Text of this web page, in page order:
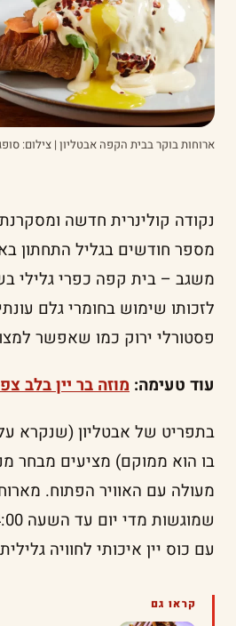
ארוחות בוקר בבית הקפה אבטליון | צילום:
נקודה קולינרית חדשה
מספר חודשים בגליל התחתון
משגב – בית קפה כפרי גלילי
לזכותו שימוש בחומרי גלם
פסטורלי ירוק כמו שאפשר
עוד טעימה: מוזה בר יין בלב
בתפריט של אבטליון (שנקרא
בו הוא ממוקם) מציעים מבחר
מעולה עם האוויר הפתוח.
עם כוס יין איכותי לחוויה
קראו גם